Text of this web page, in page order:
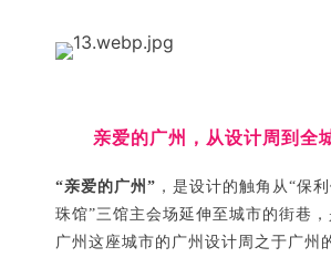
亲爱的广州，从设计周到全
“亲爱的广州” ，是设计的触角从“保
珠馆”三馆主会场延伸至城市的街巷
广州这座城市的广州设计周之于广州